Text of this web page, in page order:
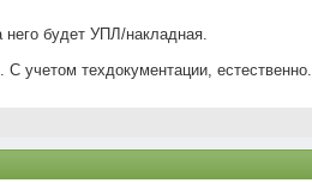
него будет УПЛ/накладная.
учетом техдокументации, естественно.